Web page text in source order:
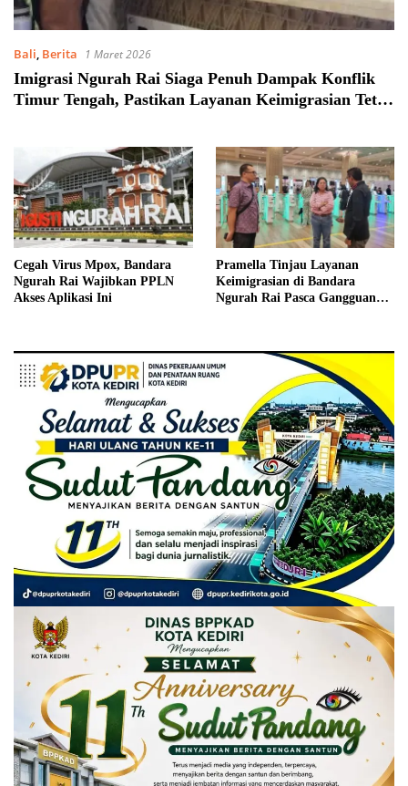
Bali, Berita 1 Maret 2026
Imigrasi Ngurah Rai Siaga Penuh Dampak Konflik
Timur Tengah, Pastikan Layanan Keimigrasian Tetap
Cegah Virus Mpox, Bandara
Ngurah Rai Wajibkan PPLN
Akses Aplikasi Ini
Pramella Tinjau Layanan
Keimigrasian di Bandara
Ngurah Rai Pasca Gangguan